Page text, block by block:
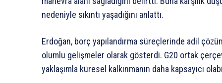
nedeniyle sıkıntı yaşadığını anlattı.
Erdoğan, borç yapılandırma süreçlerinde adil
olumlu gelişmeler olarak gösterdi. G20 ortak
yaklaşımla küresel kalkınmanın daha kapsayıcı